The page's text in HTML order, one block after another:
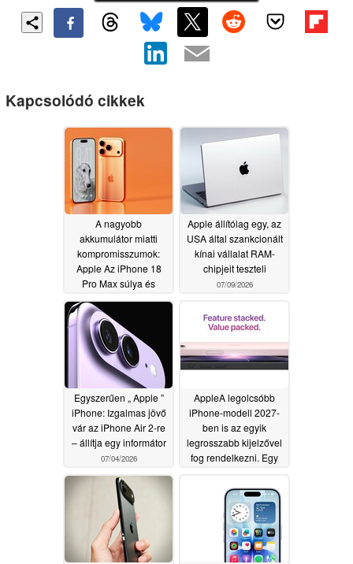
Kapcsolódó cikkek
A nagyobb
akkumulátor miatti
kompromisszumok:
Apple Az iPhone 18
Pro Max súlya és
okozhat egyes
rajongóknak07/09/2026
Apple állítólag egy, az
USA által szankcionált
kínai vállalat RAM-
chipjeit teszteli
07/09/2026
Egyszerűen „ Apple ”
iPhone: Izgalmas jövő
vár az iPhone Air 2-re
– állítja egy informátor
07/04/2026
AppleA legolcsóbb
iPhone-modell 2027-
ben is az egyik
legrosszabb kijelzővel
fog rendelkezni. Egy
18 és az iPhone Air 2
műszaki adatairól adott
tippeket06/29/2026